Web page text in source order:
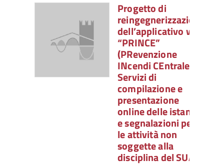
Progetto di
reingegnerizzazione
dell’applicativo web
“PRINCE”
(PRevenzione
INcendi CEntrale) –
Servizi di
compilazione e
presentazione
online delle istanze
e segnalazioni per
le attività non
soggette alla
disciplina del SUAP